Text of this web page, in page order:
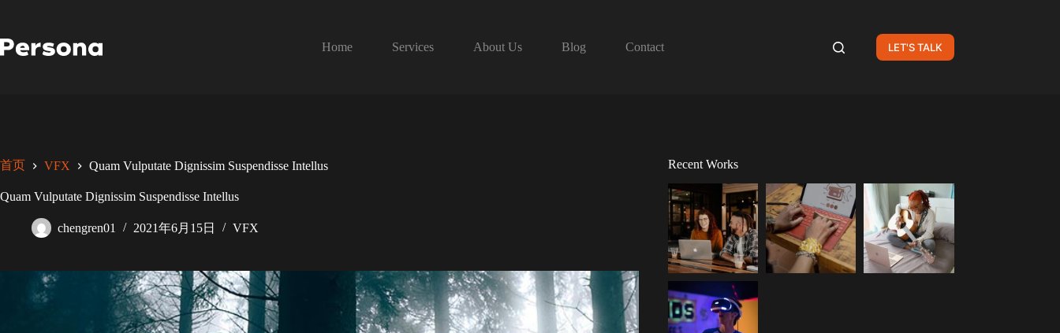
内
容
Home Services About Us Blog Contact LET'S TALK
首页 VFX Quam Vulputate Dignissim Suspendisse Intellus
Quam Vulputate Dignissim Suspendisse Intellus
chengren01 2021年6月15日 VFX
Recent Works